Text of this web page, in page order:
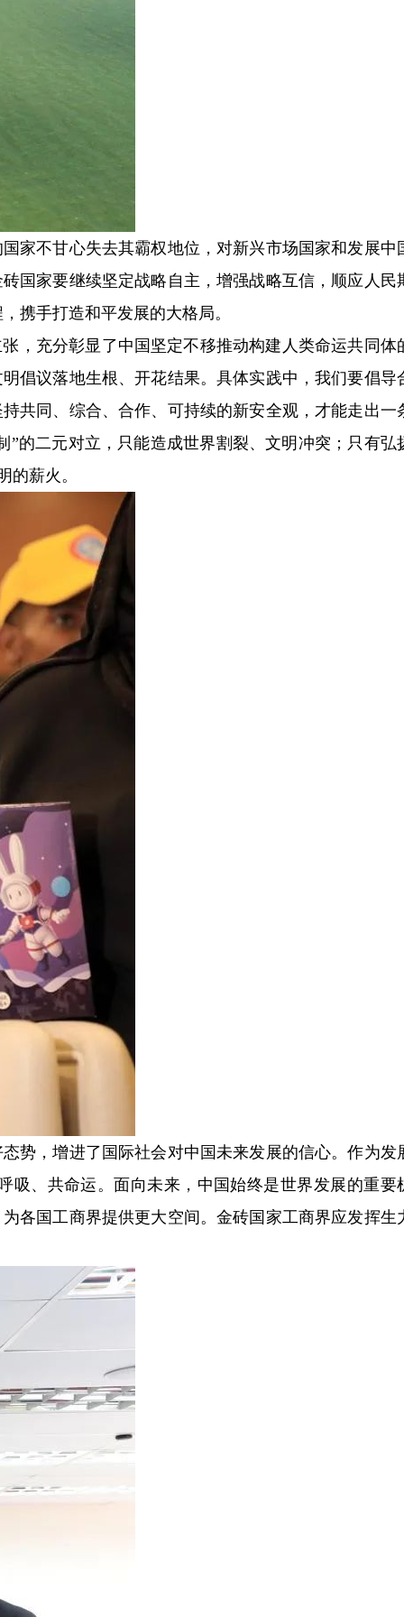
不甘心失去其霸权地位，对新兴市场国家和发展中
国家要继续坚定战略自主，增强战略互信，顺应人民
携手打造和平发展的大格局。
充分彰显了中国坚定不移推动构建人类命运共同体
倡议落地生根、开花结果。具体实践中，我们要倡导
共同、综合、合作、可持续的新安全观，才能走出一
的二元对立，只能造成世界割裂、文明冲突；只有弘
薪火。
，增进了国际社会对中国未来发展的信心。作为发
吸、共命运。面向未来，中国始终是世界发展的重要
各国工商界提供更大空间。金砖国家工商界应发挥生